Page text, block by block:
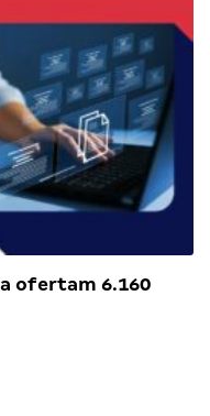
ofertam 6.160